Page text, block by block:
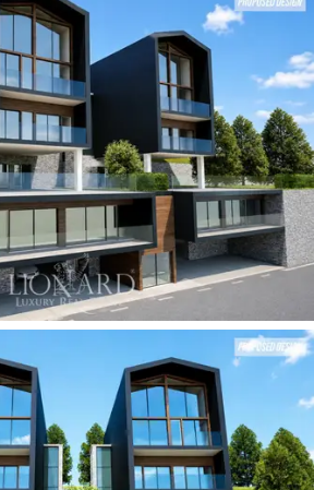
interiores
foi magistralmente
o conceito de bem-estar
santuário de puro
dias passados nos picos. Nos
integrado à rocha e
em pedra local, encontra-
exclusivo com área de fitness
recente tecnologia de treino. A
suítes master de refinada
com casa de banho privativa
seleção de materiais feitos à
enriquece ainda mais
para garantir a máxima privacidade
funcionários. A excelência
por umaespaçosa garagem